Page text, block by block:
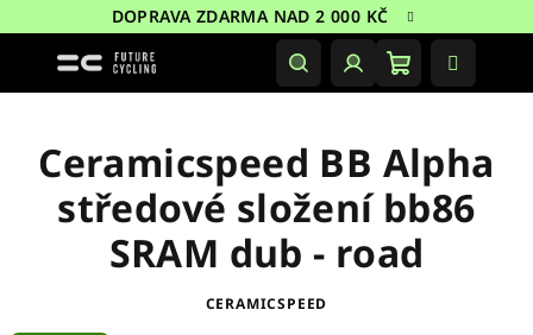
na
DOPRAVA ZDARMA NAD 2 000 KČ
HledatPřihlášeníNákupní
Ceramicspeed BB Alpha
středové složení bb86
SRAM dub - road
CERAMICSPEED